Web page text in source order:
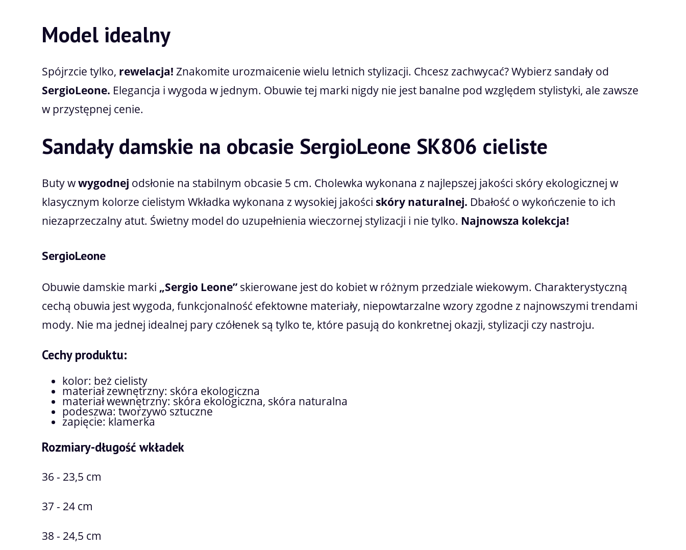
Model idealny
Spójrzcie tylko, rewelacja! Znakomite urozmaicenie wielu letnich stylizacji. Chcesz zachwycać? Wybierz sandały od
SergioLeone. Elegancja i wygoda w jednym. Obuwie tej marki nigdy nie jest banalne pod względem stylistyki, ale zawsze
w przystępnej cenie.
Sandały damskie na obcasie SergioLeone SK806 cieliste
Buty wwygodnej odsłonie na stabilnym obcasie 5 cm. Cholewka wykonana z najlepszej jakości skóry ekologicznej w
klasycznym kolorze cielistym Wkładka wykonana z wysokiej jakości skóry naturalnej. Dbałość o wykończenie to ich
niezaprzeczalny atut. Świetny model do uzupełnienia wieczornej stylizacji i nie tylko. Najnowsza kolekcja!
SergioLeone
Obuwie damskie marki „Sergio Leone” skierowane jest do kobiet w różnym przedziale wiekowym. Charakterystyczną
cechą obuwia jest wygoda, funkcjonalność efektowne materiały, niepowtarzalne wzory zgodne z najnowszymi trendami
mody. Nie ma jednej idealnej pary czółenek są tylko te, które pasują do konkretnej okazji, stylizacji czy nastroju.
Cechy produktu:
kolor: beż cielisty
materiał zewnętrzny: skóra ekologiczna
materiał wewnętrzny: skóra ekologiczna, skóra naturalna
podeszwa: tworzywo sztuczne
zapięcie: klamerka
Rozmiary-długość wkładek
36 - 23,5 cm
37 - 24 cm
38 - 24,5 cm